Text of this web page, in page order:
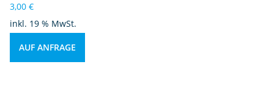
3,00 €
inkl. 19 % MwSt.
AUF ANFRAGE